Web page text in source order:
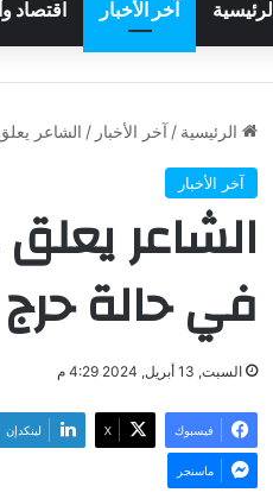
الرئيسية آخر الأخبار اقتصاد
الرئيسية / آخر الأخبار / الشاعر
آخر الأخبار
الشاعر
في حالة حرج
السبت, 13 أبريل, 2024 4:29 م
فيسبوك ‫X لينكدإن
ماسنجر